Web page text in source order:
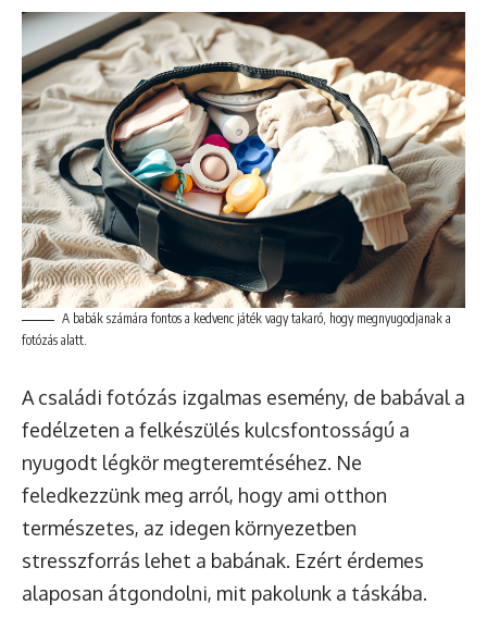
A babák számára fontos a kedvenc játék vagy takaró, hogy megnyugodjanak a
fotózás alatt.
A családi fotózás izgalmas esemény, de babával a
fedélzeten a felkészülés kulcsfontosságú a
nyugodt légkör megteremtéséhez. Ne
feledkezzünk meg arról, hogy ami otthon
természetes, az idegen környezetben
stresszforrás lehet a babának. Ezért érdemes
alaposan átgondolni, mit pakolunk a táskába.